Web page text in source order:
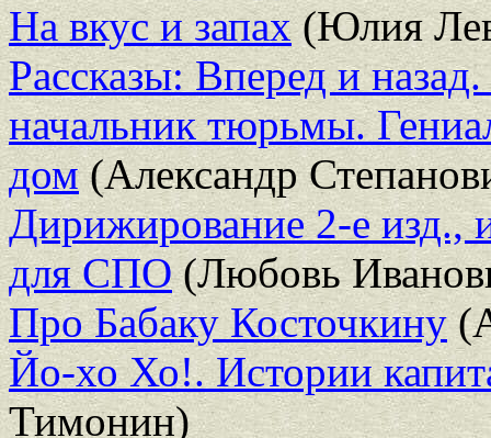
На вкус и запах(Юлия
Рассказы: Вперед и
начальник тюрьмы.
дом(Александр
Дирижирование 2-е изд.,
для СПО(Любовь
Про Бабаку Косточкину
Йо-хо Хо!. Истории
Тимонин)